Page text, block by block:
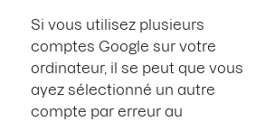
Si vous utilisez plusieurs
comptes Google sur votre
ordinateur, il se peut que vous
ayez sélectionné un autre
compte par erreur au